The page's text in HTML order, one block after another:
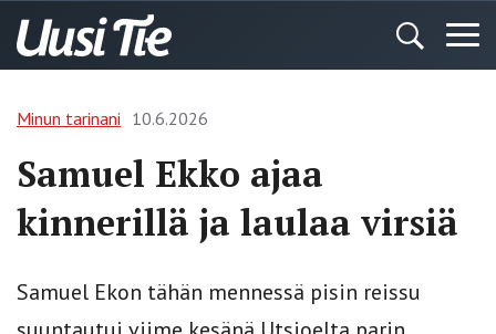
Minun tarinani 10.6.2026
Samuel Ekko ajaa
kinnerillä ja laulaa virsiä
Samuel Ekon tähän mennessä pisin reissu